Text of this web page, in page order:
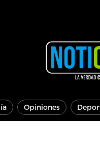
Opiniones